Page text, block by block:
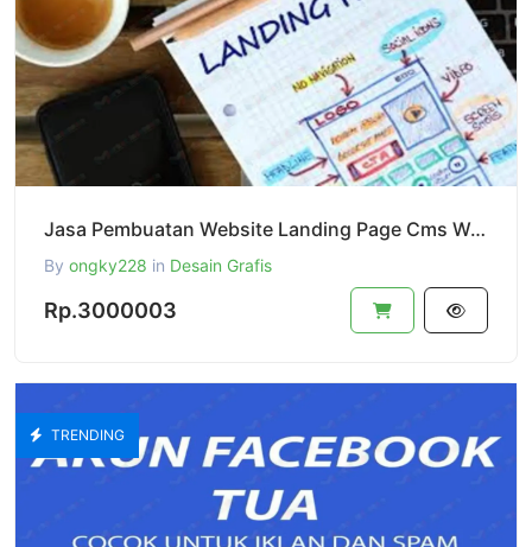
Jasa Pembuatan Website Landing Page Cms WordPress
By ongky228 in Desain Grafis
Rp.3000003
TRENDING